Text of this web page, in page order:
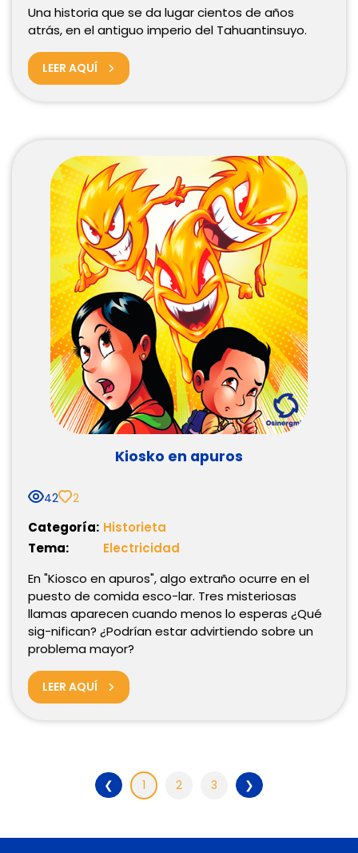
Una historia que se da lugar cientos de años
atrás, en el antiguo imperio del Tahuantinsuyo.
LEER AQUÍ
Kiosko en apuros
42 2
Categoría: Historieta
Tema:
Electricidad
En "Kiosco en apuros", algo extraño ocurre en el
puesto de comida esco-lar. Tres misteriosas
llamas aparecen cuando menos lo esperas ¿Qué
sig-nifican? ¿Podrían estar advirtiendo sobre un
problema mayor?
LEER AQUÍ
❮ 1 2 3 ❯